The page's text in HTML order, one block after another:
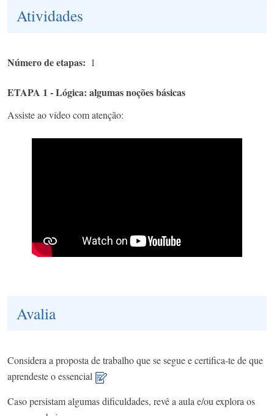
Atividades
Número de etapas 1
ETAPA 1 - Lógica: algumas noções básicas
Assiste ao vídeo com atenção:
Avalia
Considera a proposta de trabalho que se segue e certifica-te de que
aprendeste o essencial
Caso persistam algumas dificuldades, revê a aula e/ou explora os